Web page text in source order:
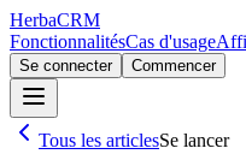
HerbaCRM
FonctionnalitésCas d'usage
Se connecter Commencer
Tous les articlesSe lancer